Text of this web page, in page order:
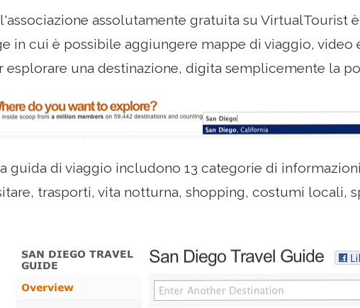
assolutamente gratuita su VirtualTourist
in cui è possibile aggiungere mappe di viaggio, video
esplorare una destinazione, digita semplicemente la
guida di viaggio includono 13 categorie di
trasporti, vita notturna, shopping, costumi locali,